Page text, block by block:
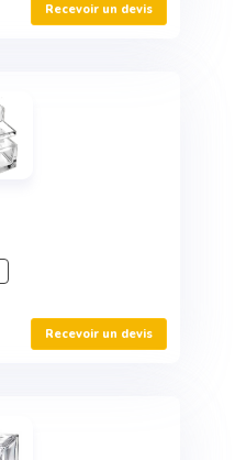
Recevoir un devis
Recevoir un devis